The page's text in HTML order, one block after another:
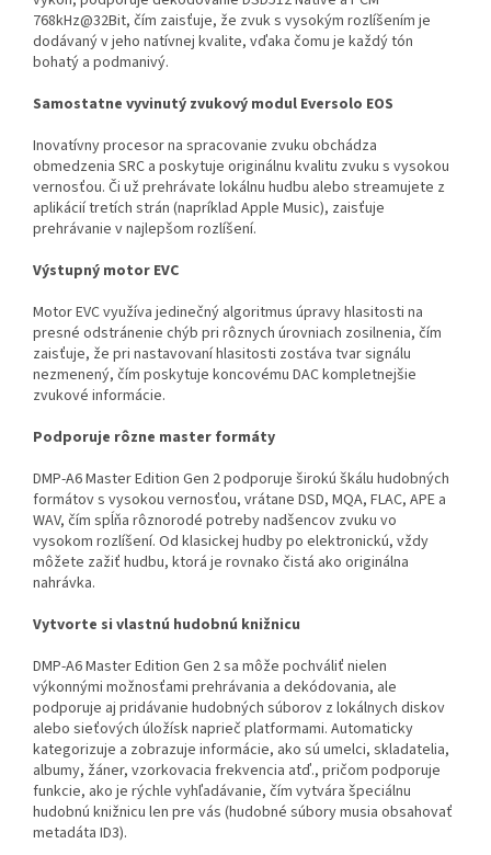
768kHz@32Bit, čím zaisťuje, že zvuk s vysokým rozlíšením je
dodávaný v jeho natívnej kvalite, vďaka čomu je každý tón
bohatý a podmanivý.
Samostatne vyvinutý zvukový modul Eversolo EOS
Inovatívny procesor na spracovanie zvuku obchádza
obmedzenia SRC a poskytuje originálnu kvalitu zvuku s vysokou
vernosťou. Či už prehrávate lokálnu hudbu alebo streamujete z
aplikácií tretích strán (napríklad Apple Music), zaisťuje
prehrávanie v najlepšom rozlíšení.
Výstupný motor EVC
Motor EVC využíva jedinečný algoritmus úpravy hlasitosti na
presné odstránenie chýb pri rôznych úrovniach zosilnenia, čím
zaisťuje, že pri nastavovaní hlasitosti zostáva tvar signálu
nezmenený, čím poskytuje koncovému DAC kompletnejšie
zvukové informácie.
Podporuje rôzne master formáty
DMP-A6 Master Edition Gen 2 podporuje širokú škálu hudobných
formátov s vysokou vernosťou, vrátane DSD, MQA, FLAC, APE a
WAV, čím spĺňa rôznorodé potreby nadšencov zvuku vo
vysokom rozlíšení. Od klasickej hudby po elektronickú, vždy
môžete zažiť hudbu, ktorá je rovnako čistá ako originálna
nahrávka.
Vytvorte si vlastnú hudobnú knižnicu
DMP-A6 Master Edition Gen 2 sa môže pochváliť nielen
výkonnými možnosťami prehrávania a dekódovania, ale
podporuje aj pridávanie hudobných súborov z lokálnych diskov
alebo sieťových úložísk naprieč platformami. Automaticky
kategorizuje a zobrazuje informácie, ako sú umelci, skladatelia,
albumy, žáner, vzorkovacia frekvencia atď., pričom podporuje
funkcie, ako je rýchle vyhľadávanie, čím vytvára špeciálnu
hudobnú knižnicu len pre vás (hudobné súbory musia obsahovať
metadáta ID3).